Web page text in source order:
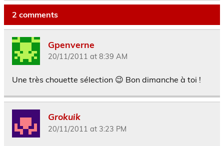
2 comments
Gpenverne
20/11/2011 at 8:39 AM
Une très chouette sélection 😉 Bon dimanche à toi !
Grokuik
20/11/2011 at 3:23 PM